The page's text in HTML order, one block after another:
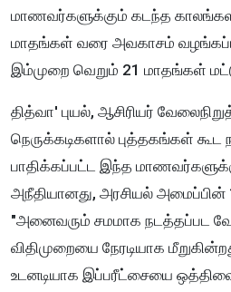
மாணவர்களுக்கும் கடந்த
மாதங்கள் வரை அவகாசம்
இம்முறை வெறும் 21 மாதங்கள்
தித்வா' புயல், ஆசிரியர்
நெருக்கடிகளால் புத்தகங்கள் கூட
பாதிக்கப்பட்ட இந்த
அநீதியானது, அரசியல் அமைப்பின்
"அனைவரும் சமமாக நடத்தப்பட
விதிமுறையை நேரடியாக
உடனடியாக இப்பரீட்சையை